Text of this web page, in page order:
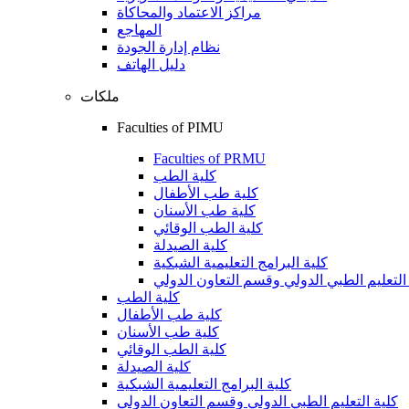
مراكز الاعتماد والمحاكاة
المهاجع
نظام إدارة الجودة
دليل الهاتف
ملكات
Faculties of PIMU
Faculties of PRMU
كلية الطب
كلية طب الأطفال
كلية طب الأسنان
كلية الطب الوقائي
كلية الصيدلة
كلية البرامج التعليمية الشبكية
التعليم الطبي الدولي وقسم التعاون الدولي
كلية الطب
كلية طب الأطفال
كلية طب الأسنان
كلية الطب الوقائي
كلية الصيدلة
كلية البرامج التعليمية الشبكية
كلية التعليم الطبي الدولي وقسم التعاون الدولي